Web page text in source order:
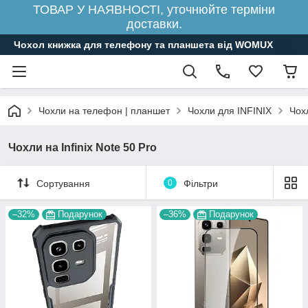
ТОВАР У НАЯВНОСТІ, уточнюйте терміни
доставки.
Чохол книжка для телефону та планшета від WOMUX
Чохли на телефон | планшет Чохли для INFINIX
Чохли на Infinix Note 50 Pro
Сортування 0 Фільтри
–32% Подарунок –36% Подарунок